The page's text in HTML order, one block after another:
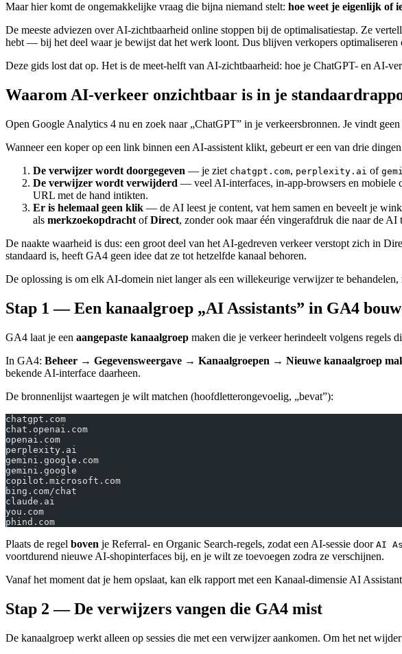
Maar hier komt de ongemakkelijke vraag die bijna niemand stelt: hoe weet je eigenlijk of
De meeste adviezen over AI-zichtbaarheid online stoppen bij de optimalisatiestap. Ze
hebt — bij het deel waar je bewijst dat het werk loont. Dus blijven verkopers
Deze gids lost dat op. Het is de meet-helft van AI-zichtbaarheid: hoe je ChatGPT- en AI-
Waarom AI-verkeer onzichtbaar is in je
Open Google Analytics 4 nu en zoek naar „ChatGPT” in je verkeersbronnen. Je vindt
Wanneer een koper op een link binnen een AI-assistent klikt, gebeurt er een van drie
De verwijzer wordt doorgegeven — je ziet chatgpt.com, perplexity.ai of
De verwijzer wordt verwijderd — veel AI-interfaces, in-app-browsers en mobiele
URL met de hand intikten.
Er is helemaal geen klik — de AI leest je content, vat hem samen en beveelt je
als merkzoekopdracht ofDirect, zonder ook maar één vingerafdruk die naar de AI
De naakte waarheid is dus: een groot deel van het AI-gedreven verkeer verstopt zich in
standaard is, heeft GA4 geen idee dat ze tot hetzelfde kanaal behoren.
De oplossing is om elk AI-domein niet langer als een willekeurige verwijzer te
Stap 1 — Een kanaalgroep „AI Assistants” in GA4
GA4 laat je een aangepaste kanaalgroep maken die je verkeer herindeelt volgens regels
In GA4: Beheer → Gegevensweergave → Kanaalgroepen → Nieuwe kanaalgroep
bekende AI-interface daarheen.
De bronnenlijst waartegen je wilt matchen (hoofdletterongevoelig, „bevat”):
chatgpt.com
chat.openai.com
openai.com
perplexity.ai
gemini.google.com
gemini.google
copilot.microsoft.com
bing.com/chat
claude.ai
you.com
phind.com
Plaats de regel boven je Referral- en Organic Search-regels, zodat een AI-sessie door AI
voortdurend nieuwe AI-shopinterfaces bij, en je wilt ze toevoegen zodra ze verschijnen.
Vanaf het moment dat je hem opslaat, kan elk rapport met een Kanaal-dimensie AI
Stap 2 — De verwijzers vangen die GA4 mist
De kanaalgroep werkt alleen op sessies die met een verwijzer aankomen. Om het net